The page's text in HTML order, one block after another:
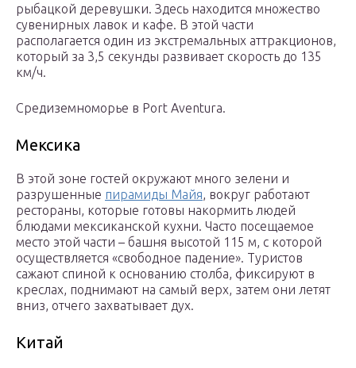
рыбацкой деревушки. Здесь находится множество
сувенирных лавок и кафе. В этой части
располагается один из экстремальных аттракционов,
который за 3,5 секунды развивает скорость до 135
км/ч.
Средиземноморье в Port Aventura.
Мексика
В этой зоне гостей окружают много зелени и
разрушенные пирамиды Майя, вокруг работают
рестораны, которые готовы накормить людей
блюдами мексиканской кухни. Часто посещаемое
место этой части – башня высотой 115 м, с которой
осуществляется «свободное падение». Туристов
сажают спиной к основанию столба, фиксируют в
креслах, поднимают на самый верх, затем они летят
вниз, отчего захватывает дух.
Китай